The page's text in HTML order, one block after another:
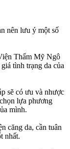
nên lưu ý một số
Thẩm Mỹ Ngô
tình trạng da của
sẽ có ưu và nhược
lựa phương
mình.
căng da, cần tuân
nhất.